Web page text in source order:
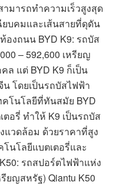
ามารถทำความเร็วสูงสุด
บคมและเส้นสายที่ดุดัน
องถนน BYD K9: รถบัส
– 592,600 เหรียญ
ล แต่ BYD K9 ก็เป็น
โดยเป็นรถบัสไฟฟ้า
โนโลยีที่ทันสมัย BYD
อรี่ ทำให้ K9 เป็นรถบัส
แวดล้อม ด้วยราคาที่สูง
นโลยีแบตเตอรี่และ
รถสปอร์ตไฟฟ้าแห่ง
ยญสหรัฐ) Qiantu K50